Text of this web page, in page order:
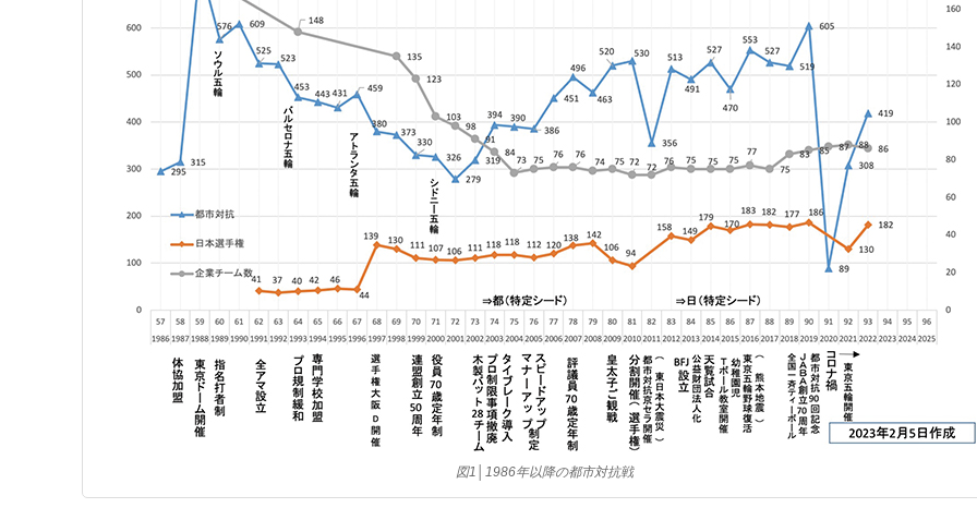
図1│1986年以降の都市対抗戦